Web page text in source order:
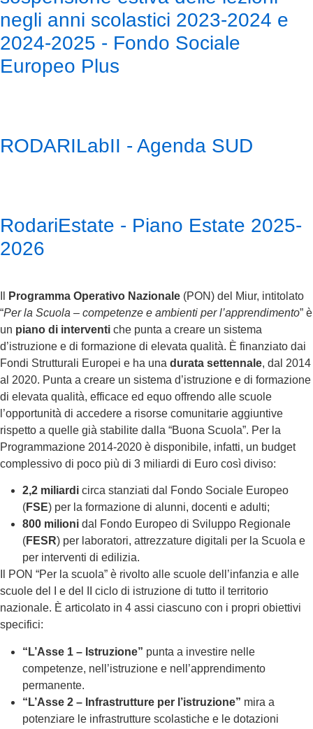
negli anni scolastici 2023-2024 e
2024-2025 - Fondo Sociale
Europeo Plus
RODARILabII - Agenda SUD
RodariEstate - Piano Estate 2025-
2026
Programma Operativo Nazionale (PON) del Miur, intitolato
“Per la Scuola – competenze e ambienti per l’apprendimento” è
un piano di interventi che punta a creare un sistema
d’istruzione e di formazione di elevata qualità. È finanziato dai
Fondi Strutturali Europei e ha una durata settennale, dal 2014
al 2020. Punta a creare un sistema d’istruzione e di formazione
di elevata qualità, efficace ed equo offrendo alle scuole
l’opportunità di accedere a risorse comunitarie aggiuntive
rispetto a quelle già stabilite dalla “Buona Scuola”. Per la
Programmazione 2014-2020 è disponibile, infatti, un budget
complessivo di poco più di 3 miliardi di Euro così diviso:
2,2 miliardi circa stanziati dal Fondo Sociale Europeo
(FSE) per la formazione di alunni, docenti e adulti;
800 milioni dal Fondo Europeo di Sviluppo Regionale
(FESR) per laboratori, attrezzature digitali per la Scuola e
per interventi di edilizia.
Il PON “Per la scuola” è rivolto alle scuole dell’infanzia e alle
scuole del I e del II ciclo di istruzione di tutto il territorio
nazionale. È articolato in 4 assi ciascuno con i propri obiettivi
specifici:
“L’Asse 1 – Istruzione” punta a investire nelle
competenze, nell’istruzione e nell’apprendimento
permanente.
“L’Asse 2 – Infrastrutture per l’istruzione” mira a
potenziare le infrastrutture scolastiche e le dotazioni